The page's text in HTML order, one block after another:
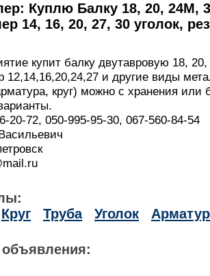
Куплю Балку 18, 20, 24М,
14, 16, 20, 27, 30 уголок,
купит балку двутавровую 18,
12,14,16,20,24,27 и другие виды
круг) можно с хранения или
20-72, 050-995-95-30, 067-560-84-54
Круг Труба Уголок